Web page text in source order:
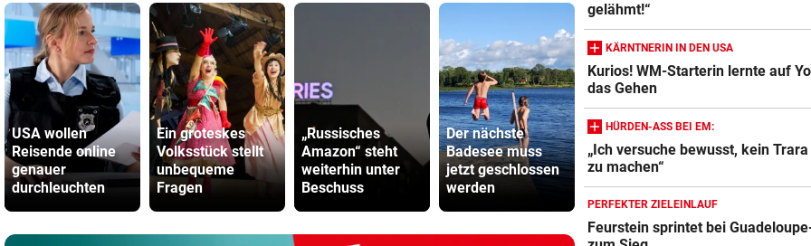
USA wollen
Reisende online
genauer
durchleuchten
Ein groteskes
Volksstück stellt
unbequeme
Fragen
„Russisches
Amazon“ steht
weiterhin unter
Beschuss
Der nächste
Badesee muss
jetzt geschlossen
werden
Thiem überrascht
ÖFB-Legionäre im
Trainingslager
falsch“
gelähmt!“
KÄRNTNERIN IN DEN USA
Kurios! WM-Starterin lernte auf
das Gehen
HÜRDEN-ASS BEI EM:
„Ich versuche bewusst, kein
zu machen“
PERFEKTER ZIELEINLAUF
Feurstein sprintet bei
Action-Cam Vergleich
Crosstrainer Vergleich
E-Bike Vergleich
ZUM VERGLEICH
Elektro-Scooter Vergleich
ZUM VERGLEICH